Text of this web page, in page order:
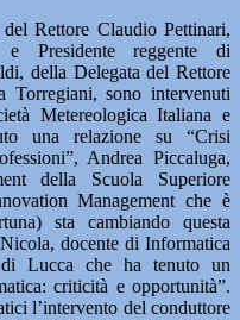
Rettore Claudio Pettinari,
Presidente reggente di
della Delegata del Rettore
Torregiani, sono intervenuti
Metereologica Italiana e
una relazione su “Crisi
Andrea Piccaluga,
della Scuola Superiore
Management che è
sta cambiando questa
docente di Informatica
Lucca che ha tenuto un
criticità e opportunità”.
l’intervento del conduttore